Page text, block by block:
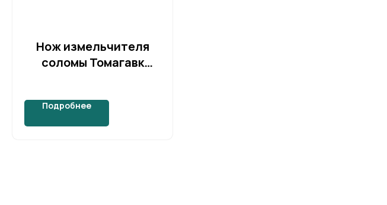
Нож измельчителя
соломы Томагавк
Подробнее